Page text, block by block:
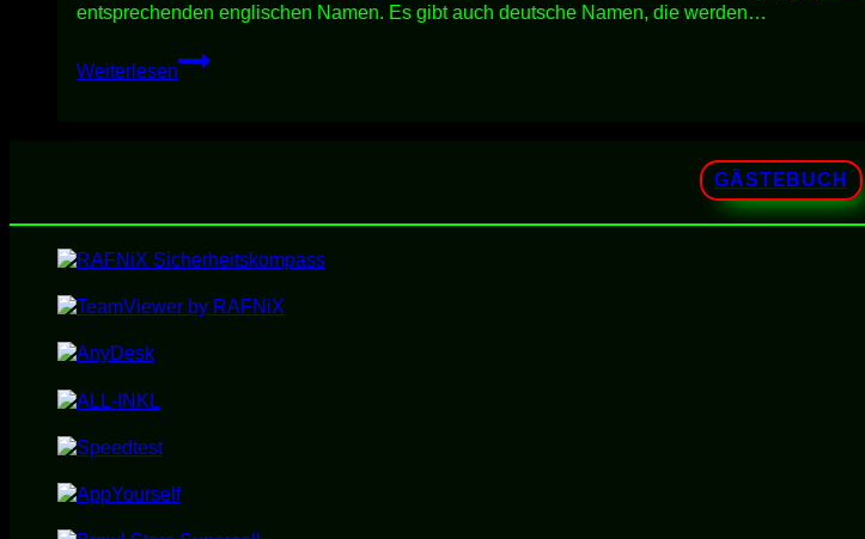
entsprechenden englischen Namen. Es gibt auch deutsche Namen, die werden…
Weiterlesen
HTML-
FARBNAMEN
GÄSTEBUCH